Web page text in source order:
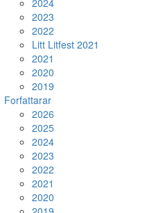
2024
2023
2022
Litt Litfest 2021
2021
2020
2019
Forfattarar
2026
2025
2024
2023
2022
2021
2020